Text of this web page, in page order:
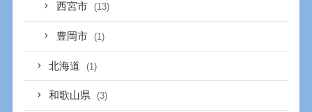
西宮市 (13)
豊岡市 (1)
北海道 (1)
和歌山県 (3)